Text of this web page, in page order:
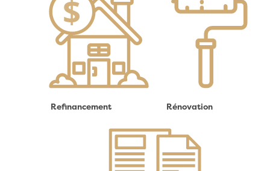
Refinancement Rénovation